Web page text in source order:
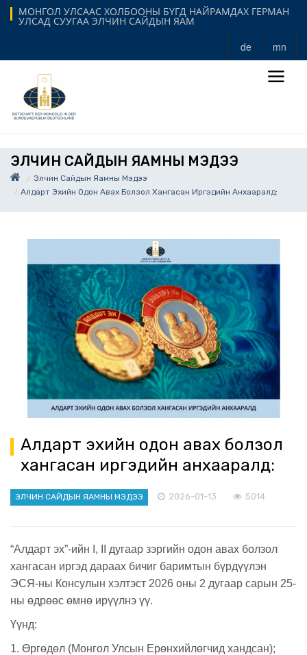
МОНГОЛ УЛСААС ХОЛБООНЫ БҮГД НАЙРАМДАХ ГЕРМАН
УЛСАД СУУГАА ЭЛЧИН САЙДЫН ЯАМ
de mn
ЭЛЧИН САЙДЫН ЯАМНЫ МЭДЭЭ
Элчин Сайдын Яамны Мэдээ
Алдарт Эхийн Одон Авах Болзол Хангасан Иргэдийн Анхааралд:
Алдарт эхийн одон авах болзол
хангасан иргэдийн анхааралд:
ЭЛЧИН САЙДЫН ЯАМНЫ МЭДЭЭ 2026-01-13 5014
“Алдарт эх”-ийн I, II дугаар зэргийн одон авах болзол
хангасан иргэд дараах бичиг баримтын бүрдүүлэн
ЭСЯ-ны Консулын хэлтэст 2026 оны 2 дугаар сарын 25-
ны өдрөөс өмнө ирүүлнэ үү.
Үүнд:
1. Өргөдөл (Монгол Улсын Ерөнхийлөгчид хандсан);